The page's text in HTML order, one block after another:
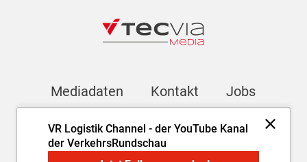
VR Logistik Channel - der YouTube Kanal
der VerkehrsRundschau
Mediadaten Kontakt Jobs
Newsletter